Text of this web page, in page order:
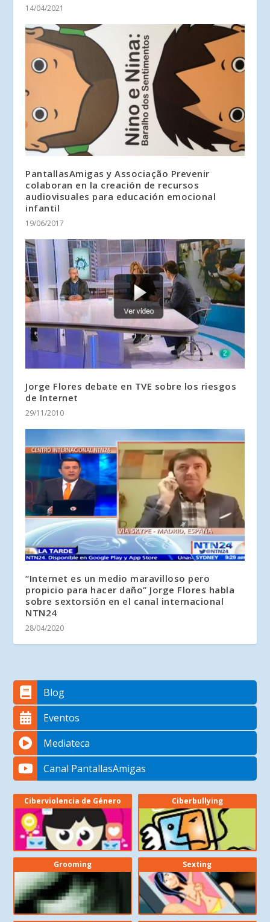
14/04/2021
PantallasAmigas y Associação Prevenir
colaboran en la creación de recursos
audiovisuales para educación emocional
infantil
19/06/2017
Jorge Flores debate en TVE sobre los riesgos
de Internet
29/11/2010
“Internet es un medio maravilloso pero
propicio para hacer daño” Jorge Flores habla
sobre sextorsión en el canal internacional
NTN24
28/04/2020
Blog
Eventos
Mediateca
Canal PantallasAmigas
Ciberviolencia de Género Ciberbullying
Grooming Sexting